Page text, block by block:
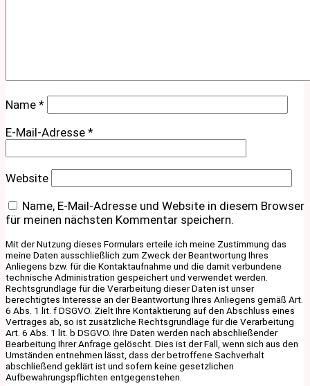
Name *
E-Mail-Adresse *
Website
Name, E-Mail-Adresse und Website in diesem Browser
für meinen nächsten Kommentar speichern.
Mit der Nutzung dieses Formulars erteile ich meine Zustimmung das
meine Daten ausschließlich zum Zweck der Beantwortung Ihres
Anliegens bzw. für die Kontaktaufnahme und die damit verbundene
technische Administration gespeichert und verwendet werden.
Rechtsgrundlage für die Verarbeitung dieser Daten ist unser
berechtigtes Interesse an der Beantwortung Ihres Anliegens gemäß Art.
6 Abs. 1 lit. f DSGVO. Zielt Ihre Kontaktierung auf den Abschluss eines
Vertrages ab, so ist zusätzliche Rechtsgrundlage für die Verarbeitung
Art. 6 Abs. 1 lit. b DSGVO. Ihre Daten werden nach abschließender
Bearbeitung Ihrer Anfrage gelöscht. Dies ist der Fall, wenn sich aus den
Umständen entnehmen lässt, dass der betroffene Sachverhalt
abschließend geklärt ist und sofern keine gesetzlichen
Aufbewahrungspflichten entgegenstehen.